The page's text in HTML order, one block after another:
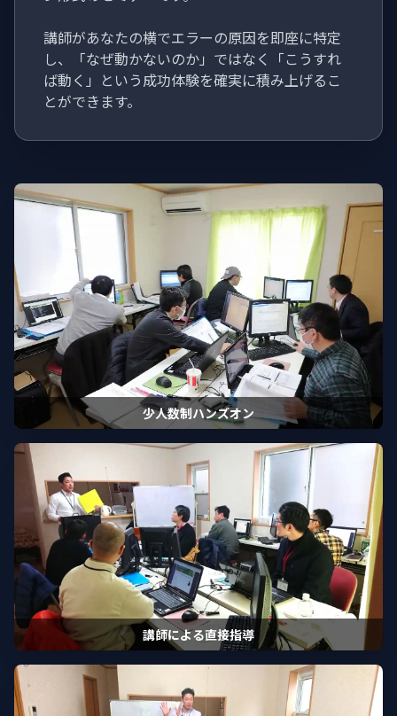
講師があなたの横でエラーの原因を即座に特定
し、「なぜ動かないのか」ではなく「こうすれ
ば動く」という成功体験を確実に積み上げるこ
とができます。
少人数制ハンズオン
講師による直接指導